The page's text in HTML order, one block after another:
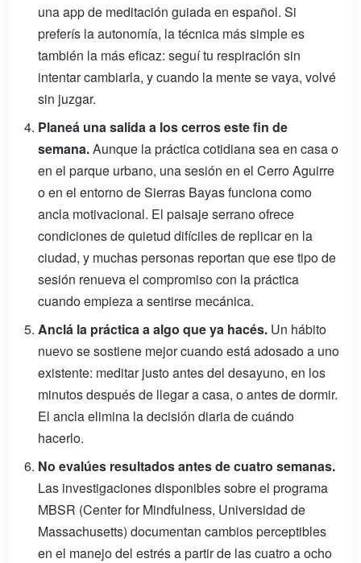
una app de meditación guiada en español. Si
preferís la autonomía, la técnica más simple es
también la más eficaz: seguí tu respiración sin
intentar cambiarla, y cuando la mente se vaya, volvé
sin juzgar.
Planeá una salida a los cerros este fin de
semana.Aunque la práctica cotidiana sea en casa o
en el parque urbano, una sesión en el Cerro Aguirre
o en el entorno de Sierras Bayas funciona como
ancla motivacional. El paisaje serrano ofrece
condiciones de quietud difíciles de replicar en la
ciudad, y muchas personas reportan que ese tipo de
sesión renueva el compromiso con la práctica
cuando empieza a sentirse mecánica.
Anclá la práctica a algo que ya hacés. Un hábito
nuevo se sostiene mejor cuando está adosado a uno
existente: meditar justo antes del desayuno, en los
minutos después de llegar a casa, o antes de dormir.
El ancla elimina la decisión diaria de cuándo
hacerlo.
No evalúes resultados antes de cuatro semanas.
Las investigaciones disponibles sobre el programa
MBSR (Center for Mindfulness, Universidad de
Massachusetts) documentan cambios perceptibles
en el manejo del estrés a partir de las cuatro a ocho